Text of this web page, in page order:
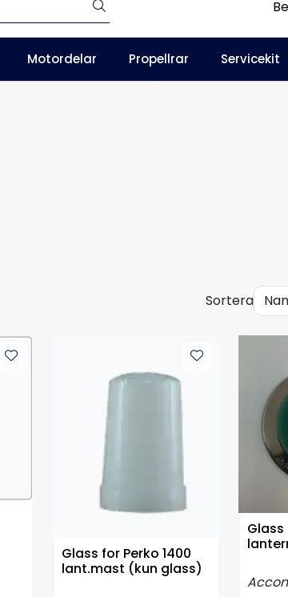
Informationscenter
Motordelar Propellrar Servicekit
Sortera
Glass for Perko 1400
lant.mast (kun glass)